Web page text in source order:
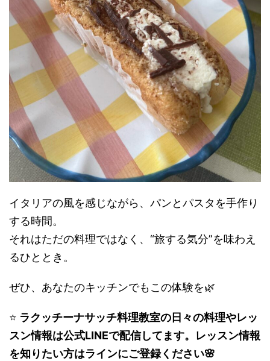
イタリアの風を感じながら、パンとパスタを手作り
する時間。
それはただの料理ではなく、“旅する気分”を味わえ
るひととき。
ぜひ、あなたのキッチンでもこの体験を🌿
⭐️ ラクッチーナサッチ料理教室の日々の料理やレッ
スン情報は公式LINEで配信してます。レッスン情報
を知りたい方はラインにご登録ください🌸